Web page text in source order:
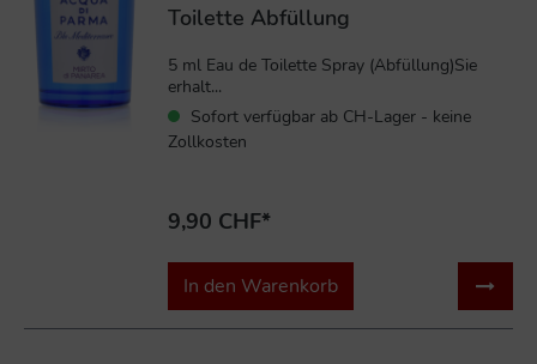
Toilette Abfüllung
5 ml Eau de Toilette Spray (Abfüllung)Sie
erhalt...
Sofort verfügbar ab CH-Lager - keine
Zollkosten
9,90 CHF*
In den Warenkorb